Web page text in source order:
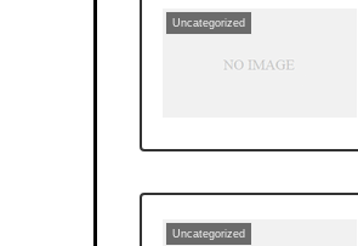
Uncategorized
Uncategorized